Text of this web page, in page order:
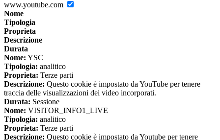
www.youtube.com
Nome
Tipologia
Proprieta
Descrizione
Durata
Nome: YSC
Tipologia: analitico
Proprieta: Terze parti
Descrizione: Questo cookie è impostato da YouTube per tenere
traccia delle visualizzazioni dei video incorporati.
Durata: Sessione
Nome: VISITOR_INFO1_LIVE
Tipologia: analitico
Proprieta: Terze parti
Descrizione: Questo cookie è impostato da Youtube per tenere